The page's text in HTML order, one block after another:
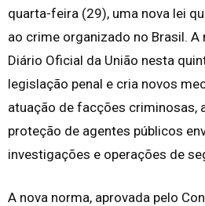
quarta-feira (29), uma nova lei
ao crime organizado no Brasil. A
Diário Oficial da União nesta
legislação penal e cria novos
atuação de facções criminosas,
proteção de agentes públicos
investigações e operações de
A nova norma, aprovada pelo